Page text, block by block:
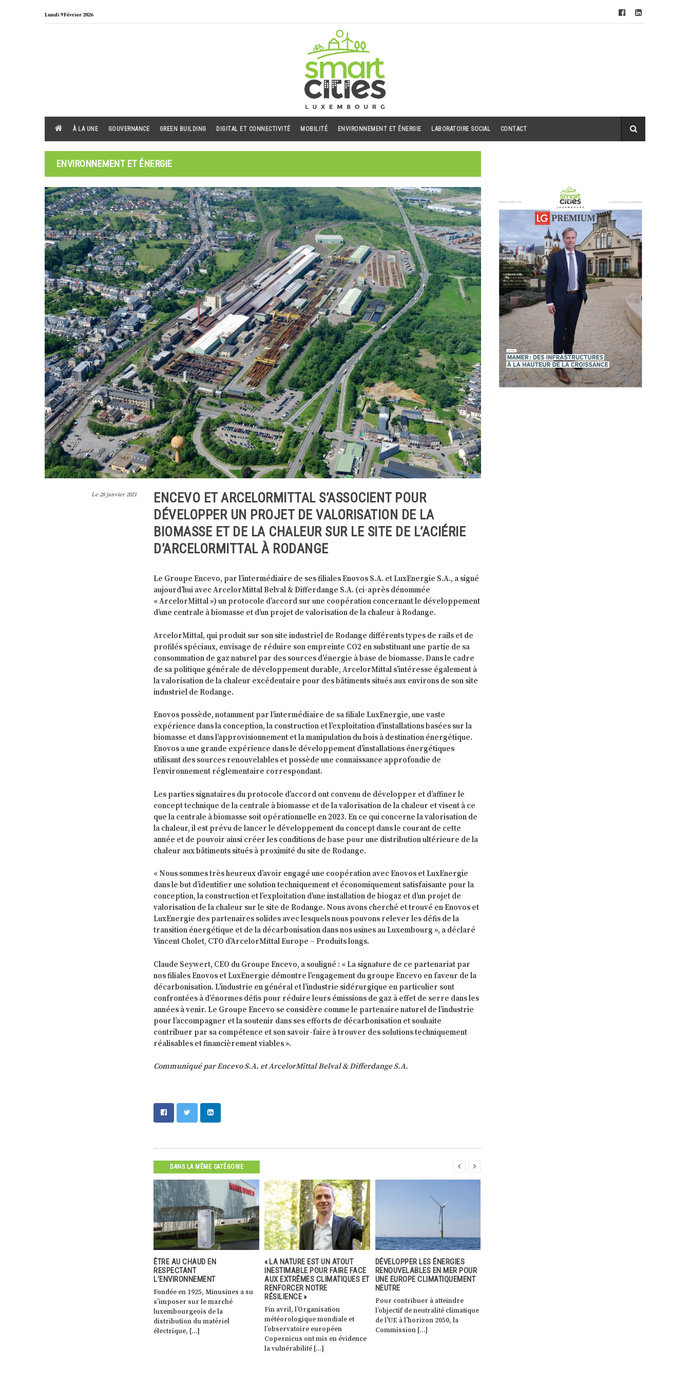
Lundi 9 Février 2026
À LA UNE GOUVERNANCE GREEN BUILDING DIGITAL ET CONNECTIVITÉ MOBILITÉ ENVIRONNEMENT ET ÉNERGIE LABORATOIRE SOCIAL CONTACT
ENVIRONNEMENT ET ÉNERGIE
Le28 janvier 2021
ENCEVO ET ARCELORMITTAL S’ASSOCIENT POUR
DÉVELOPPER UN PROJET DE VALORISATION DE LA
BIOMASSE ET DE LA CHALEUR SUR LE SITE DE L’ACIÉRIE
D’ARCELORMITTAL À RODANGE
Le Groupe Encevo, par l’intermédiaire de ses filiales Enovos S.A. et LuxEnergie S.A., a signé
aujourd’hui avec ArcelorMittal Belval & Differdange S.A. (ci-après dénommée
« ArcelorMittal ») un protocole d’accord sur une coopération concernant le développement
d’une centrale à biomasse et d’un projet de valorisation de la chaleur à Rodange.
ArcelorMittal, qui produit sur son site industriel de Rodange différents types de rails et de
profilés spéciaux, envisage de réduire son empreinte CO2 en substituant une partie de sa
consommation de gaz naturel par des sources d’énergie à base de biomasse. Dans le cadre
de sa politique générale de développement durable, ArcelorMittal s’intéresse également à
la valorisation de la chaleur excédentaire pour des bâtiments situés aux environs de son site
industriel de Rodange.
Enovos possède, notamment par l’intermédiaire de sa filiale LuxEnergie, une vaste
expérience dans la conception, la construction et l’exploitation d’installations basées sur la
biomasse et dans l’approvisionnement et la manipulation du bois à destination énergétique.
Enovos a une grande expérience dans le développement d’installations énergétiques
utilisant des sources renouvelables et possède une connaissance approfondie de
l’environnement réglementaire correspondant.
Les parties signataires du protocole d’accord ont convenu de développer et d’affiner le
concept technique de la centrale à biomasse et de la valorisation de la chaleur et visent à ce
que la centrale à biomasse soit opérationnelle en 2023. En ce qui concerne la valorisation de
la chaleur, il est prévu de lancer le développement du concept dans le courant de cette
année et de pouvoir ainsi créer les conditions de base pour une distribution ultérieure de la
chaleur aux bâtiments situés à proximité du site de Rodange.
« Nous sommes très heureux d’avoir engagé une coopération avec Enovos et LuxEnergie
dans le but d’identifier une solution techniquement et économiquement satisfaisante pour la
conception, la construction et l’exploitation d’une installation de biogaz et d’un projet de
valorisation de la chaleur sur le site de Rodange. Nous avons cherché et trouvé en Enovos et
LuxEnergie des partenaires solides avec lesquels nous pouvons relever les défis de la
transition énergétique et de la décarbonisation dans nos usines au Luxembourg », a déclaré
Vincent Cholet, CTO d’ArcelorMittal Europe – Produits longs.
Claude Seywert, CEO du Groupe Encevo, a souligné : « La signature de ce partenariat par
nos filiales Enovos et LuxEnergie démontre l’engagement du groupe Encevo en faveur de la
décarbonisation. L’industrie en général et l’industrie sidérurgique en particulier sont
confrontées à d’énormes défis pour réduire leurs émissions de gaz à effet de serre dans les
années à venir. Le Groupe Encevo se considère comme le partenaire naturel de l’industrie
pour l’accompagner et la soutenir dans ses efforts de décarbonisation et souhaite
contribuer par sa compétence et son savoir-faire à trouver des solutions techniquement
réalisables et financièrement viables ».
Communiqué par Encevo S.A. et ArcelorMittal Belval & Differdange S.A.
DANS LA MÊME CATÉGORIE
« LA NATURE EST UN ATOUT
INESTIMABLE POUR FAIRE FACE
AUX EXTRÊMES CLIMATIQUES ET
RENFORCER NOTRE
RÉSILIENCE »
Fin avril, l’Organisation
météorologique mondiale et
l’observatoire européen
DÉVELOPPER LES ÉNERGIES
RENOUVELABLES EN MER POUR
UNE EUROPE CLIMATIQUEMENT
NEUTRE
Pour contribuer à atteindre
l’objectif de neutralité climatique
de l’UE à l’horizon 2050, la
Commission […]
ARVAL S’EST ENGAGÉE EN 2020
À PLANTER 10.000 ARBRES AU
LUXEMBOURG. PROMESSE
TENUE EN 2021 !
Arval Luxembourg, acteur
majeur sur le marché du leasing
opérationnel de véhicules
d’entreprise au Luxembourg,
 